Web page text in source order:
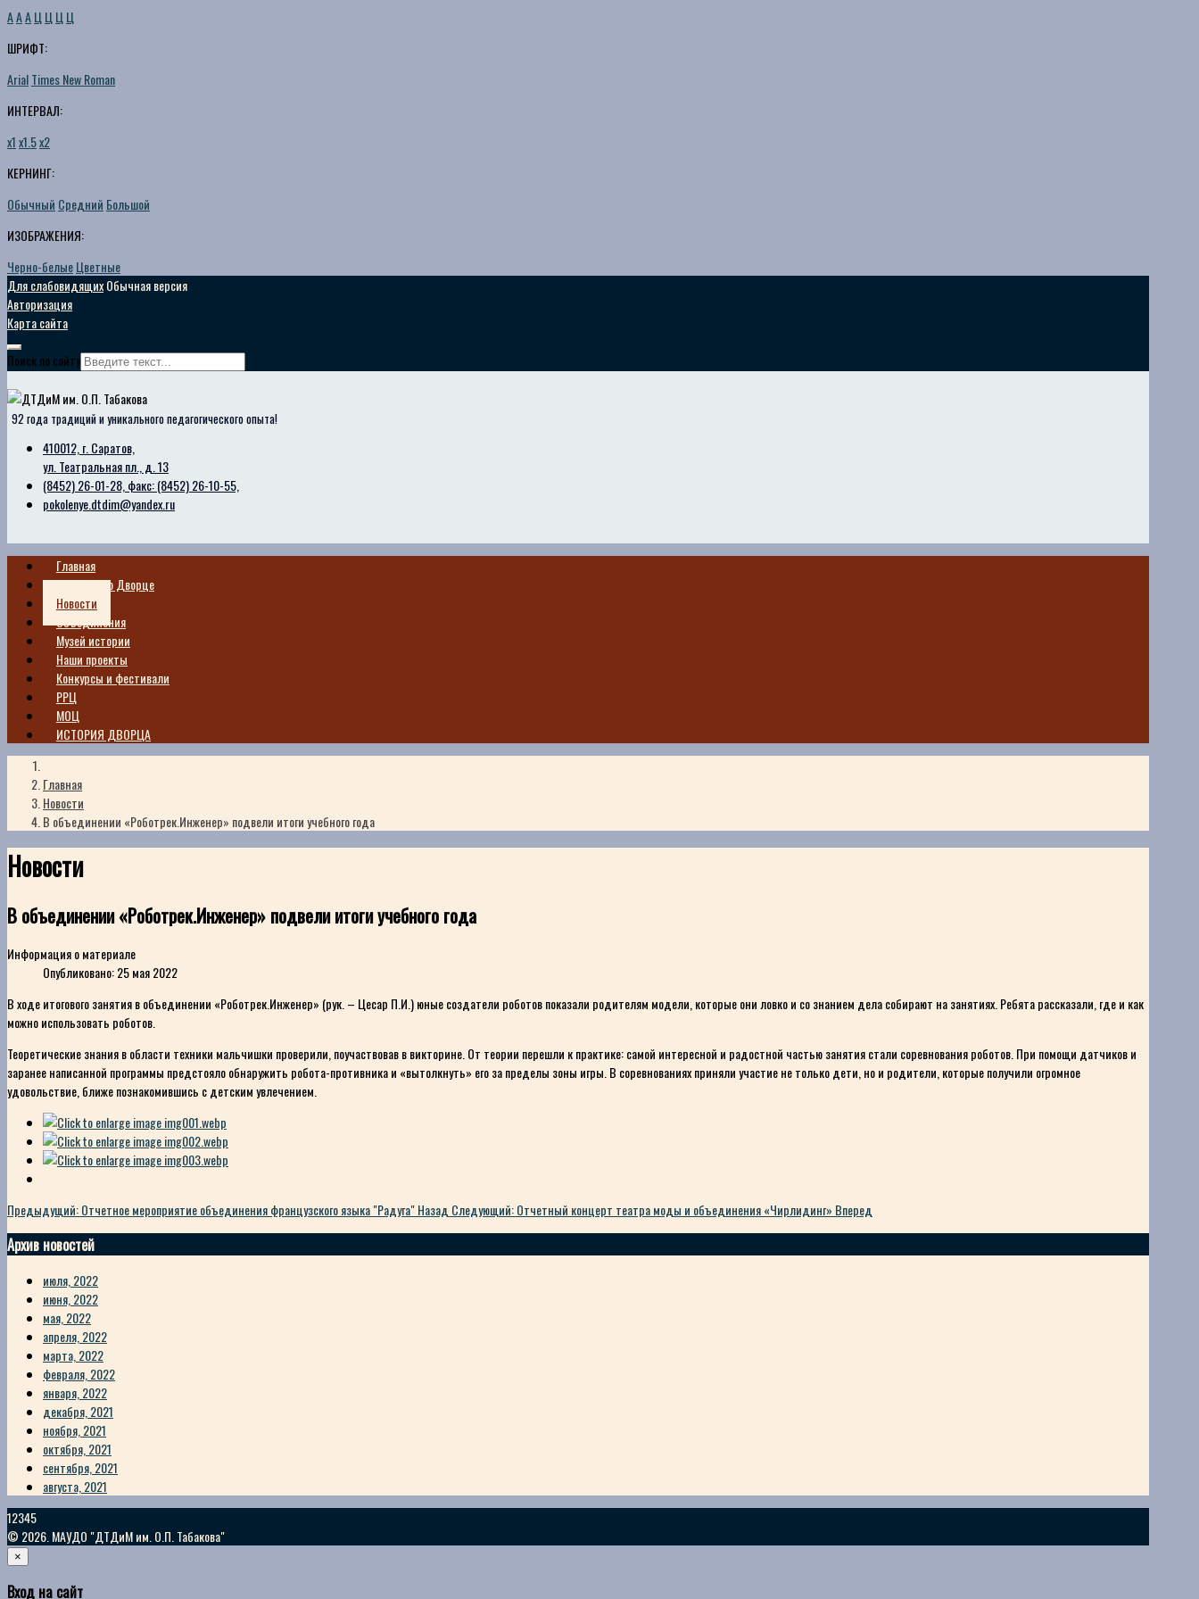
AAAЦ Ц Ц Ц
ШРИФТ:
ArialTimes New Roman
ИНТЕРВАЛ:
х1х1.5х2
КЕРНИНГ:
Обычный Средний Большой
ИЗОБРАЖЕНИЯ:
Черно-белыеЦветные
Для слабовидящихОбычная версия
Авторизация
Карта сайта
Поиск по сайту
92 года традиций и уникального педагогического опыта!
410012, г. Саратов,
ул. Театральная пл., д. 13
(8452) 26-01-28, факс: (8452) 26-10-55,
pokolenye.dtdim@yandex.ru
Главная
Сведения о Дворце
Новости
Объединения
Музей истории
Наши проекты
Конкурсы и фестивали
РРЦ
МОЦ
ИСТОРИЯ ДВОРЦА
Главная
Новости
В объединении «Роботрек.Инженер» подвели итоги учебного года
Новости
В объединении «Роботрек.Инженер» подвели итоги учебного года
Информация о материале
Опубликовано: 25 мая 2022
В ходе итогового занятия в объединении «Роботрек.Инженер» (рук. – Цесар П.И.) юные создатели роботов показали родителям модели, которые они ловко и со знанием дела собирают на занятиях. Ребята рассказали, где и как
можно использовать роботов.
Теоретические знания в области техники мальчишки проверили, поучаствовав в викторине. От теории перешли к практике: самой интересной и радостной частью занятия стали соревнования роботов. При помощи датчиков и
заранее написанной программы предстояло обнаружить робота-противника и «вытолкнуть» его за пределы зоны игры. В соревнованиях приняли участие не только дети, но и родители, которые получили огромное
удовольствие, ближе познакомившись с детским увлечением.
Предыдущий: Отчетное мероприятие объединения французского языка "Радуга"Назад Следующий: Отчетный концерт театра моды и объединения «Чирлидинг» Вперед
Архив новостей
июля, 2022
июня, 2022
мая, 2022
апреля, 2022
марта, 2022
февраля, 2022
января, 2022
декабря, 2021
ноября, 2021
октября, 2021
сентября, 2021
августа, 2021
12345
© 2026. МАУДО "ДТДиМ им. О.П. Табакова"
×
Вход на сайт